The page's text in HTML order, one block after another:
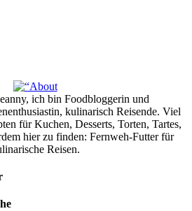
ich bin Foodbloggerin und
kulinarisch Reisende. Viel
für Kuchen, Desserts, Torten, Tartes,
hier zu finden: Fernweh-Futter für
Reisen.